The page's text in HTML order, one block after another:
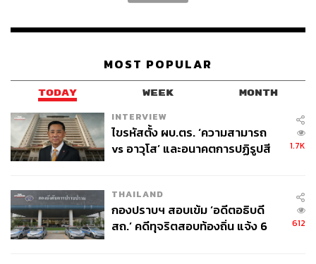
MOST POPULAR
TODAY WEEK MONTH
INTERVIEW
ไขรหัสตั้ง ผบ.ตร. ‘ความสามารถ
vs อาวุโส’ และอนาคตการปฏิรูปสี
1.7K
THAILAND
กองปราบฯ สอบเข้ม ‘อดีตอธิบดี
สถ.’ คดีทุจริตสอบท้องถิ่น แจ้ง 6
612